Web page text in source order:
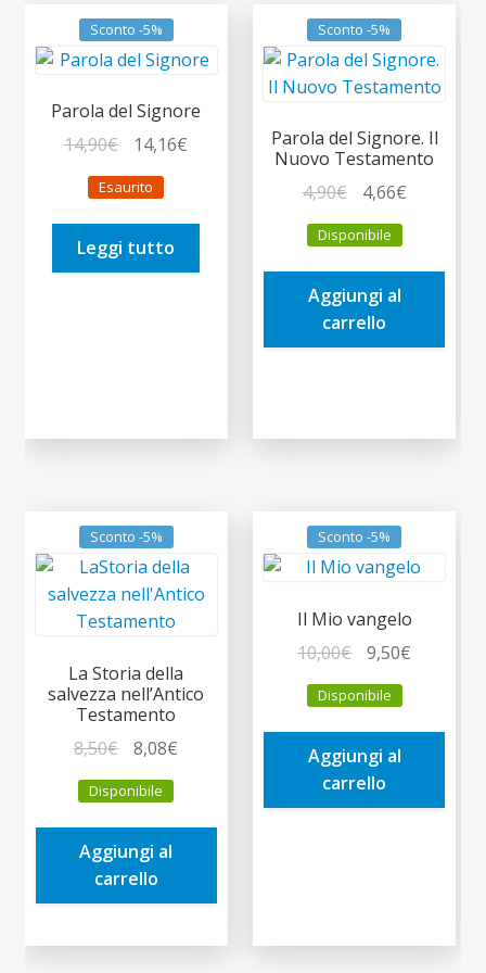
Sconto -5%
Parola del Signore
14,90€
prezzo
originale
era:
14,90€.
14,16€
è:
Esaurito
Leggi tutto
Sconto -5%
Parola del Signore. Il
Nuovo Testamento
4,90€
prezzo
originale
era:
4,90€.
4,66€Il
è:
Disponibile
Aggiungi al
carrello
Sconto -5%
La Storia della
salvezza nell’Antico
Testamento
8,50€
prezzo
originale
era:
8,50€.
8,08€
è:
Disponibile
Aggiungi al
carrello
Sconto -5%
Il Mio vangelo
10,00€
prezzo
originale
era:
10,00€.
9,50€
è:
Disponibile
Aggiungi al
carrello